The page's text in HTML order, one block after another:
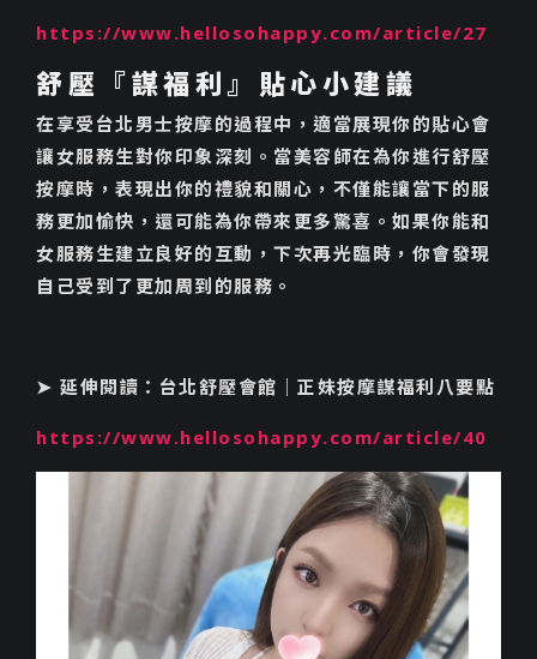
https://www.hellosohappy.com/article/27
舒壓『謀福利』貼心小建議
在享受台北男士按摩的過程中，適當展現你的貼心會
讓女服務生對你印象深刻。當美容師在為你進行舒壓
按摩時，表現出你的禮貌和關心，不僅能讓當下的服
務更加愉快，還可能為你帶來更多驚喜。如果你能和
女服務生建立良好的互動，下次再光臨時，你會發現
自己受到了更加周到的服務。
➤ 延伸閱讀：台北舒壓會館｜正妹按摩謀福利八要點
https://www.hellosohappy.com/article/40